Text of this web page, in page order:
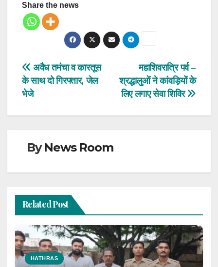
Share the news
Post
navigation
महाशिवरात्रि पर्व –
श्रद्धालुओं ने कांवड़ियों के
लिए लगाए सेवा शिविर
अवैध तमंचा व कारतूस
के साथ दो गिरफ्तार, जेल
भेजे
ByNews Room
Related Post
HATHRAS